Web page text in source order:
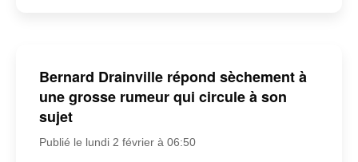
Bernard Drainville répond sèchement à
une grosse rumeur qui circule à son
sujet
Publié le lundi 2 février à 06:50